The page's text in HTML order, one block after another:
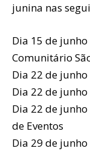
junina nas
Dia 15 de
Comunitário
Dia 22 de junho
Dia 22 de junho
Dia 22 de
de Eventos
Dia 29 de junho